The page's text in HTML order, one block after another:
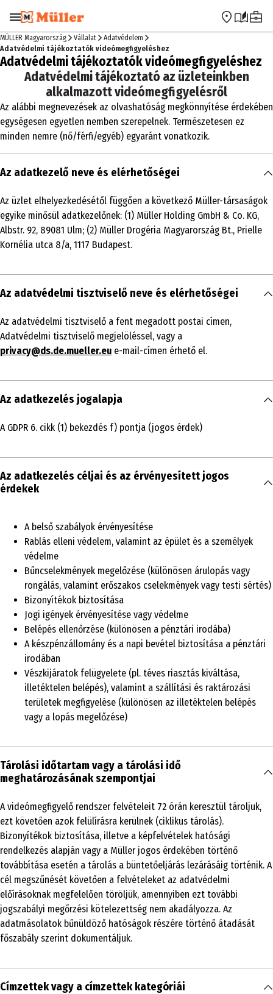
Ugrás a navigációra Ugrás a fő tartalomra
MÜLLER Magyarország Vállalat
Adatvédelem
Adatvédelmi tájékoztatók videómegfigyeléshez
Adatvédelmi tájékoztatók videómegfigyeléshez
Adatvédelmi tájékoztató az üzleteinkben
alkalmazott videómegfigyelésről
Az alábbi megnevezések az olvashatóság megkönnyítése érdekében
egységesen egyetlen nemben szerepelnek. Természetesen ez
minden nemre (nő/férfi/egyéb) egyaránt vonatkozik.
Az adatkezelő neve és elérhetőségei
Az üzlet elhelyezkedésétől függően a következő Müller-társaságok
egyike minősül adatkezelőnek: (1) Müller Holding GmbH & Co. KG,
Albstr. 92, 89081 Ulm; (2) Müller Drogéria Magyarország Bt., Prielle
Kornélia utca 8/a, 1117 Budapest.
Az adatvédelmi tisztviselő neve és elérhetőségei
Az adatvédelmi tisztviselő a fent megadott postai címen,
Adatvédelmi tisztviselő megjelöléssel, vagy a
privacy@ds.de.mueller.eu e-mail-címen érhető el.
Az adatkezelés jogalapja
A GDPR 6. cikk (1) bekezdés f) pontja (jogos érdek)
Az adatkezelés céljai és az érvényesített jogos
érdekek
A belső szabályok érvényesítése
Rablás elleni védelem, valamint az épület és a személyek
védelme
Bűncselekmények megelőzése (különösen árulopás vagy
rongálás, valamint erőszakos cselekmények vagy testi sértés)
Bizonyítékok biztosítása
Jogi igények érvényesítése vagy védelme
Belépés ellenőrzése (különösen a pénztári irodába)
A készpénzállomány és a napi bevétel biztosítása a pénztári
irodában
Vészkijáratok felügyelete (pl. téves riasztás kiváltása,
illetéktelen belépés), valamint a szállítási és raktározási
területek megfigyelése (különösen az illetéktelen belépés
vagy a lopás megelőzése)
Tárolási időtartam vagy a tárolási idő
meghatározásának szempontjai
A videómegfigyelő rendszer felvételeit 72 órán keresztül tároljuk,
ezt követően azok felülírásra kerülnek (ciklikus tárolás).
Bizonyítékok biztosítása, illetve a képfelvételek hatósági
rendelkezés alapján vagy a Müller jogos érdekében történő
továbbítása esetén a tárolás a büntetőeljárás lezárásáig történik. A
cél megszűnését követően a felvételeket az adatvédelmi
előírásoknak megfelelően töröljük, amennyiben ezt további
jogszabályi megőrzési kötelezettség nem akadályozza. Az
adatmásolatok bűnüldöző hatóságok részére történő átadását
főszabály szerint dokumentáljuk.
Címzettek vagy a címzettek kategóriái